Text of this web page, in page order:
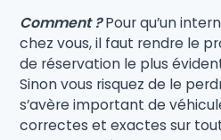
Comment ? Pour qu’un
chez vous, il faut rendre le
de réservation le plus
Sinon vous risquez de le
s’avère important de
correctes et exactes sur